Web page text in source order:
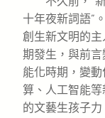
十年夜新詞語”
創生新文明的
期發生，與前
能化時期，變
算、人工智能
的文藝生孩子力